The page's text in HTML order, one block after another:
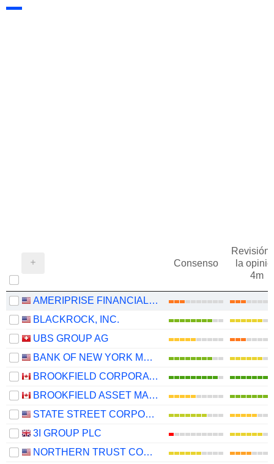
Consenso
Revisión
la
4m
AMERIPRISE FINANCIAL, INC.
BLACKROCK, INC.
UBS GROUP AG
BANK OF NEW YORK MELLON CORPORATION (THE)
BROOKFIELD CORPORATION
BROOKFIELD ASSET MANAGEMENT LTD.
STATE STREET CORPORATION
3I GROUP PLC
NORTHERN TRUST CORPORATION